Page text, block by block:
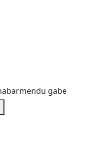
gabe